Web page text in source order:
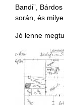
Bandi”,
során, és
Jó lenne